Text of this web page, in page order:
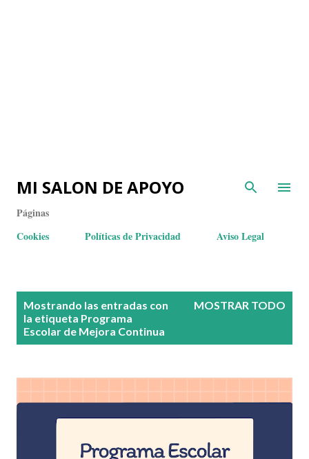
MI SALON DE APOYO
Páginas
Cookies
Políticas de Privacidad Aviso Legal
Mostrando las entradas con
la etiqueta Programa
Escolar de Mejora Continua
MOSTRAR TODO